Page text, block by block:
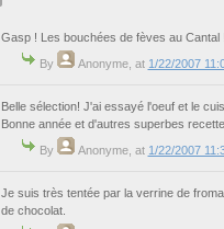
Gasp ! Les bouchées de fèves au Cantal
By
Anonyme, at 1/22/2007
Belle sélection! J'ai essayé l'oeuf et le
Bonne année et d'autres superbes
By
Anonyme, at 1/22/2007
Je suis très tentée par la verrine de
de chocolat.